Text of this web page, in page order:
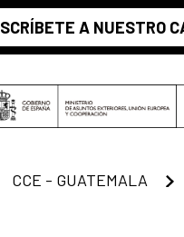
principalA NUESTRO
CCE - GUATEMALA